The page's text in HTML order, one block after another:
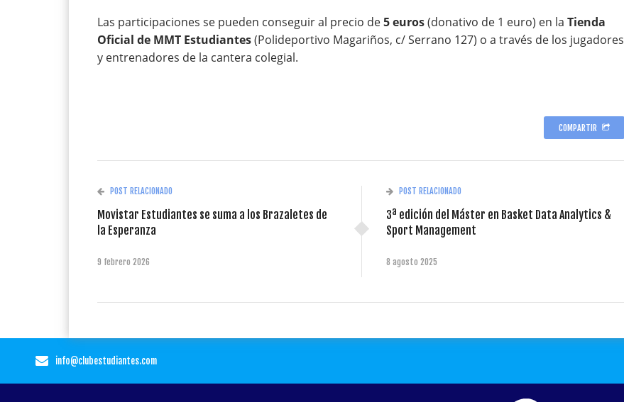
Las participaciones se pueden conseguir al precio de5 euros(donativo de 1 euro) en la Tienda
Oficial de MMT Estudiantes(Polideportivo Magariños, c/ Serrano 127) o a través de los jugadores
y entrenadores de la cantera colegial.
COMPARTIR
POST RELACIONADO
Movistar Estudiantes se suma a los Brazaletes de
la Esperanza
9 febrero 2026
POST RELACIONADO
3ª edición del Máster en Basket Data Analytics &
Sport Management
8 agosto 2025
info@clubestudiantes.com